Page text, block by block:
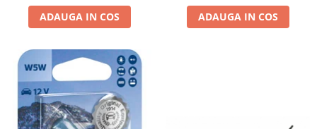
Accesorii moto
Antifurt
Genti bagaje moto
Huse moto
Suporti si kituri montaj topcase
Suporti si placi prindere
ADAUGA IN COS ADAUGA IN COS